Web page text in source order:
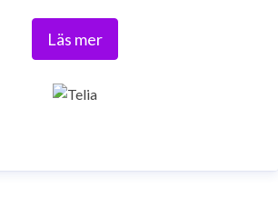
och pålitlig uppkoppling – för hela
och familjer till småföretag och
kraft i vardagen och är en del av
Läs mer